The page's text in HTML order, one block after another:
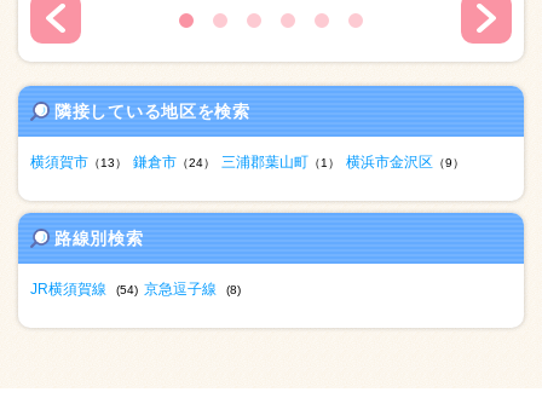
隣接している地区を検索
横須賀市 （13） 鎌倉市 （24） 三浦郡葉山町 （1） 横浜市金沢区 （9）
路線別検索
JR横須賀線 (54) 京急逗子線 (8)